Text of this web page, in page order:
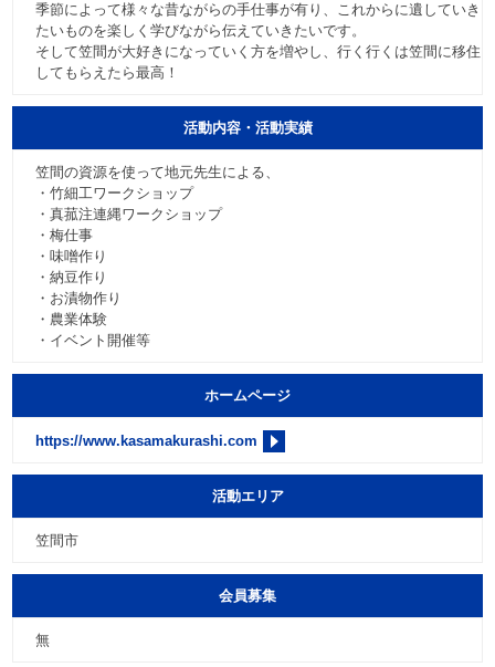
季節によって様々な昔ながらの手仕事が有り、これからに遺していき
たいものを楽しく学びながら伝えていきたいです。
そして笠間が大好きになっていく方を増やし、行く行くは笠間に移住
してもらえたら最高！
活動内容・活動実績
笠間の資源を使って地元先生による、
・竹細工ワークショップ
・真菰注連縄ワークショップ
・梅仕事
・味噌作り
・納豆作り
・お漬物作り
・農業体験
・イベント開催等
ホームページ
https://www.kasamakurashi.com
活動エリア
笠間市
会員募集
無